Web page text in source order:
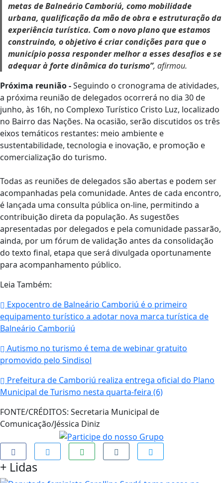
metas de Balneário Camboriú, como mobilidade
urbana, qualificação da mão de obra e estruturação da
experiência turística. Com o novo plano que estamos
construindo, o objetivo é criar condições para que o
município possa responder melhor a esses desafios e se
adequar à forte dinâmica do turismo”, afirmou.
Próxima reunião -Seguindo o cronograma de atividades,
a próxima reunião de delegados ocorrerá no dia 30 de
junho, às 16h, no Complexo Turístico Cristo Luz, localizado
no Bairro das Nações. Na ocasião, serão discutidos os três
eixos temáticos restantes: meio ambiente e
sustentabilidade, tecnologia e inovação, e promoção e
comercialização do turismo.
Todas as reuniões de delegados são abertas e podem ser
acompanhadas pela comunidade. Antes de cada encontro,
é lançada uma consulta pública on-line, permitindo a
contribuição direta da população. As sugestões
apresentadas por delegados e pela comunidade passarão,
ainda, por um fórum de validação antes da consolidação
do texto final, etapa que será divulgada oportunamente
para acompanhamento público.
Leia Também:
Expocentro de Balneário Camboriú é o primeiro
equipamento turístico a adotar nova marca turística de
Balneário Camboriú
Autismo no turismo é tema de webinar gratuito
promovido pelo Sindisol
Prefeitura de Camboriú realiza entrega oficial do Plano
Municipal de Turismo nesta quarta-feira (6)
FONTE/CRÉDITOS: Secretaria Municipal de
Comunicação/Jéssica Diniz
+ Lidas